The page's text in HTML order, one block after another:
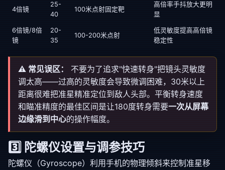
4倍镜
25-
40
100米点射固定靶
高倍率手抖放大更明
显
6倍镜/8倍
镜
20-
35
100-200米点射
低灵敏度提高高倍镜
稳定性
⚠️ 常见误区：
不要为了追求"快速转身"把镜头灵敏度
调太高——过高的灵敏度会导致微调困难，30米以上
距离很难把准星精准定位到敌人头部。平衡转身速度
和瞄准精度的最佳区间是让180度转身需要一次从屏幕
边缘滑到中心的操作幅度。
3️⃣ 陀螺仪设置与调参技巧
陀螺仪（Gyroscope）利用手机的物理倾斜来控制准星移